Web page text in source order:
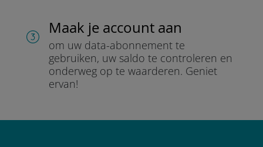
Maak je account aan
om uw data-abonnement te
gebruiken, uw saldo te controleren en
onderweg op te waarderen. Geniet
ervan!